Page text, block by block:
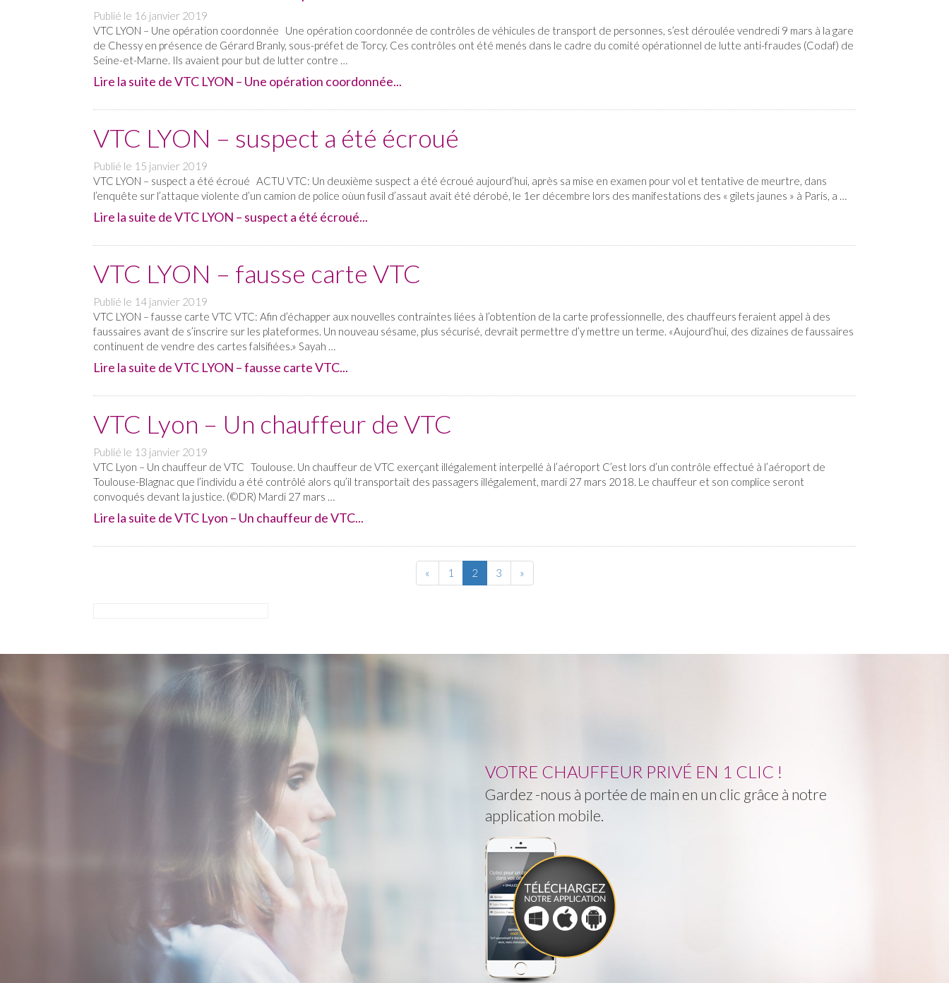
Publié le 16 janvier 2019
VTC LYON – Une opération coordonnée Une opération coordonnée de contrôles de véhicules de transport de personnes, s’est déroulée vendredi 9 mars à la gare
de Chessy en présence de Gérard Branly, sous-préfet de Torcy. Ces contrôles ont été menés dans le cadre du comité opérationnel de lutte anti-fraudes (Codaf) de
Seine-et-Marne. Ils avaient pour but de lutter contre …
Lire la suite de VTC LYON – Une opération coordonnée...
VTC LYON – suspect a été écroué
Publié le 15 janvier 2019
VTC LYON – suspect a été écroué ACTU VTC: Un deuxième suspect a été écroué aujourd’hui, après sa mise en examen pour vol et tentative de meurtre, dans
l’enquête sur l’attaque violente d’un camion de police oùun fusil d’assaut avait été dérobé, le 1er décembre lors des manifestations des « gilets jaunes » à Paris, a …
Lire la suite de VTC LYON – suspect a été écroué...
VTC LYON – fausse carte VTC
Publié le 14 janvier 2019
VTC LYON – fausse carte VTC VTC: Afin d’échapper aux nouvelles contraintes liées à l’obtention de la carte professionnelle, des chauffeurs feraient appel à des
faussaires avant de s’inscrire sur les plateformes. Un nouveau sésame, plus sécurisé, devrait permettre d’y mettre un terme. «Aujourd’hui, des dizaines de faussaires
continuent de vendre des cartes falsifiées.» Sayah …
Lire la suite de VTC LYON – fausse carte VTC...
VTC Lyon – Un chauffeur de VTC
Publié le 13 janvier 2019
VTC Lyon – Un chauffeur de VTC Toulouse. Un chauffeur de VTC exerçant illégalement interpellé à l’aéroport C’est lors d’un contrôle effectué à l’aéroport de
Toulouse-Blagnac que l’individu a été contrôlé alors qu’il transportait des passagers illégalement, mardi 27 mars 2018. Le chauffeur et son complice seront
convoqués devant la justice. (©DR) Mardi 27 mars …
Lire la suite de VTC Lyon – Un chauffeur de VTC...
« 1 2 3 »
VOTRE CHAUFFEUR PRIVÉ EN 1 CLIC !
Gardez -nous à portée de main en un clic grâce à notre
application mobile.